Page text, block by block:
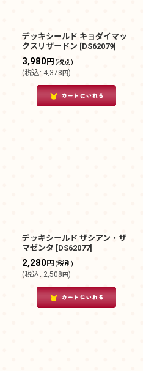
デッキシールド キョダイマッ
クスリザードン [DS62079]
3,980円 (税別)
(税込: 4,378円)
デッキシールド ザシアン・ザ
マゼンタ [DS62077]
2,280円 (税別)
(税込: 2,508円)